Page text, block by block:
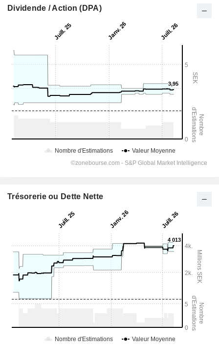
Dividende / Action (DPA)
Trésorerie ou Dette Nette